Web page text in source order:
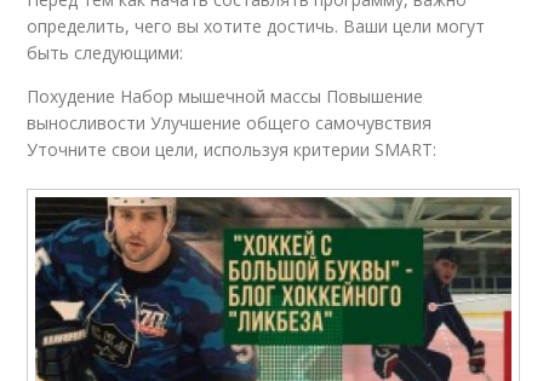
определить, чего вы хотите достичь. Ваши цели могут
быть следующими:
Похудение Набор мышечной массы Повышение
выносливости Улучшение общего самочувствия
Уточните свои цели, используя критерии SMART: